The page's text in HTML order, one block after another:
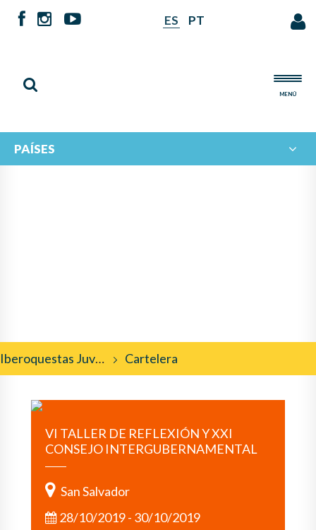
ES PT
MENÚ
PAÍSES
Iberoquestas Juveniles Cartelera
VI TALLER DE REFLEXIÓN Y XXI
CONSEJO INTERGUBERNAMENTAL
San Salvador
28/10/2019 - 30/10/2019